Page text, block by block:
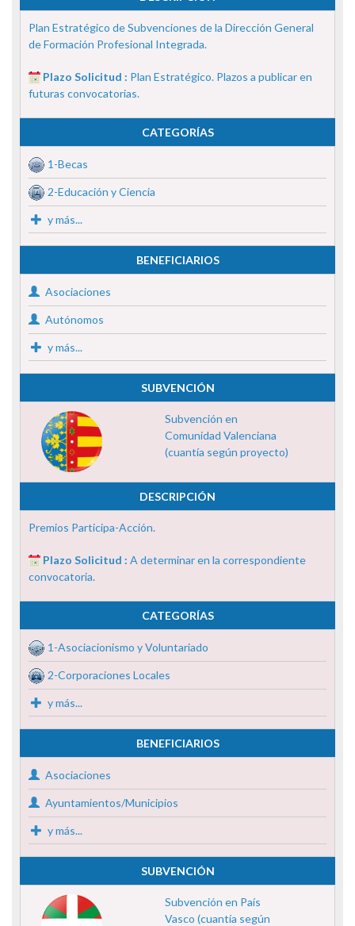
Plan Estratégico de Subvenciones de la Dirección General
de Formación Profesional Integrada.
Plazo Solicitud : Plan Estratégico. Plazos a publicar en
futuras convocatorias.
CATEGORÍAS
1-Becas
2-Educación y Ciencia
y más...
BENEFICIARIOS
Asociaciones
Autónomos
y más...
SUBVENCIÓN
Subvención en
Comunidad Valenciana
(cuantía según proyecto)
DESCRIPCIÓN
Premios Participa-Acción.
Plazo Solicitud : A determinar en la correspondiente
convocatoria.
CATEGORÍAS
1-Asociacionismo y Voluntariado
2-Corporaciones Locales
y más...
BENEFICIARIOS
Asociaciones
Ayuntamientos/Municipios
y más...
SUBVENCIÓN
Subvención en País
Vasco (cuantía según